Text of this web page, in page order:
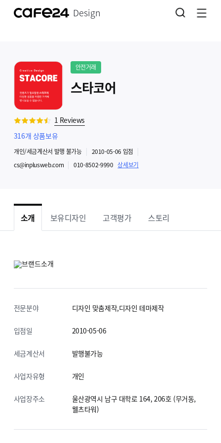
Design
안전거래
스타코어
1 Reviews
316개 상품보유
개인/세금계산서 발행 불가능 2010-05-06 입점
cs@inplusweb.com
010-8502-9990 상세보기
소개 보유디자인 고객평가 스토리
전문분야 디자인 맞춤제작,디자인 테마제작
입점일 2010-05-06
세금계산서 발행불가능
사업자유형 개인
사업장주소 울산광역시 남구 대학로 164, 206호 (무거동,
웰츠타워)